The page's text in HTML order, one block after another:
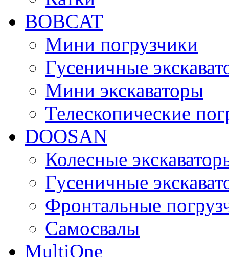
BOBCAT
Мини погрузчики
Гусеничные
Мини экскаваторы
Телескопические
DOOSAN
Колесные
Гусеничные
Фронтальные
Самосвалы
MultiOne